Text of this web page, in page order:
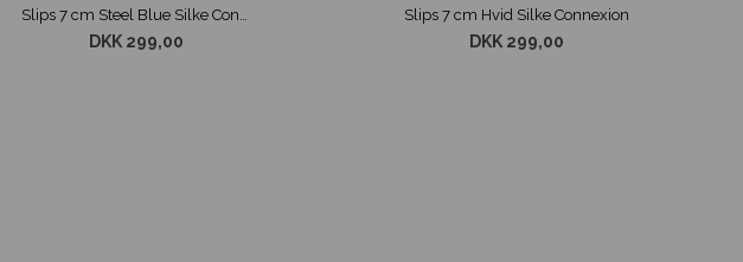
DKK 299,00
Slips 7 cm Hvid Silke Connexion
DKK 299,00